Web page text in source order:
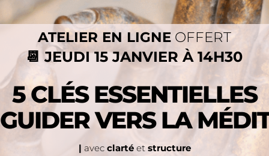
ATELIER EN LIGNEOFFERT
📆 JEUDI 15 JANVIER À 14H30
5 CLÉS ESSENTIELLES
VERS LA
| avec clartéet structure